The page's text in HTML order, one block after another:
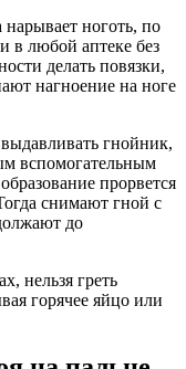
ноготь, по
в любой аптеке без
делать повязки,
нагноение на ноге
гнойник,
вспомогательным
прорвется
снимают гной с
до
нельзя греть
горячее яйцо или